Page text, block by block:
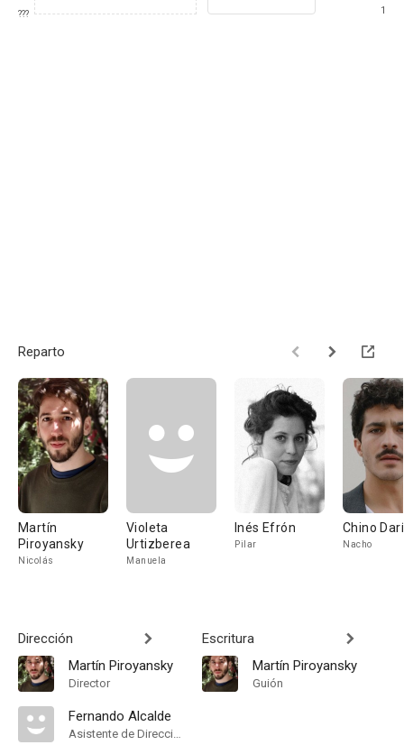
???
1
Reparto
Martín
Piroyansky
Nicolás
Violeta
Urtizberea
Manuela
Inés Efrón
Pilar
Chino
Nacho
Dirección
Martín Piroyansky
Director
Fernando Alcalde
Asistente de Dirección
Escritura
Martín Piroyansky
Guión